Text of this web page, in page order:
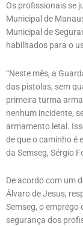
Os profissionais se
Municipal de
Municipal de
habilitados para o
“Neste mês, a
das pistolas, sem
primeira turma
nenhum incidente,
armamento letal.
de que o caminho é
da Semseg, Sérgio
De acordo com um
Álvaro de Jesus,
Semseg, o
segurança dos